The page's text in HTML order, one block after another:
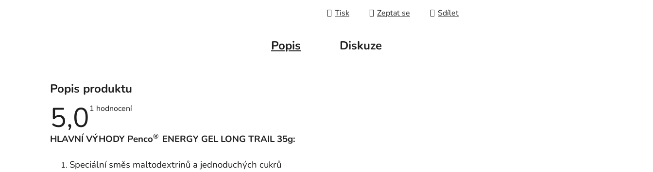
Tisk Zeptat se Sdílet
Popis Diskuze
Popis produktu
5,0 Průměrné
5,0
hvězdiček.
1 hodnocení
HLAVNÍ VÝHODY Penco® ENERGY GEL LONG TRAIL 35g:
Speciální směs maltodextrinů a jednoduchých cukrů